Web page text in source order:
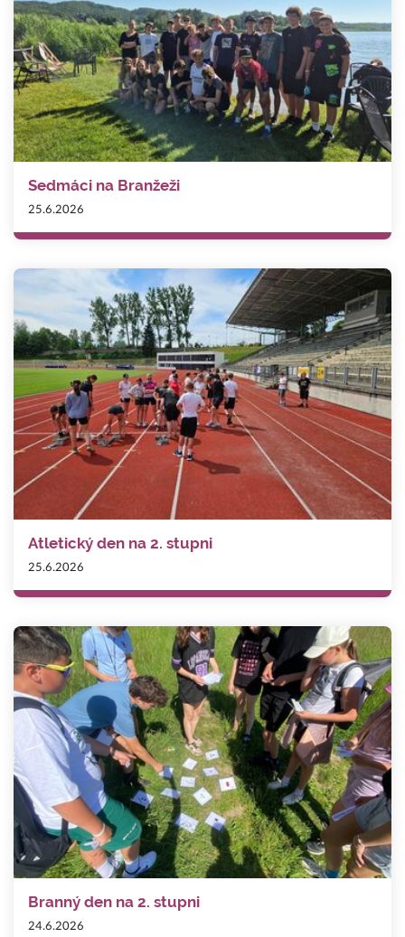
Sedmáci na Branžeži
25.6.2026
Atletický den na 2. stupni
25.6.2026
Branný den na 2. stupni
24.6.2026